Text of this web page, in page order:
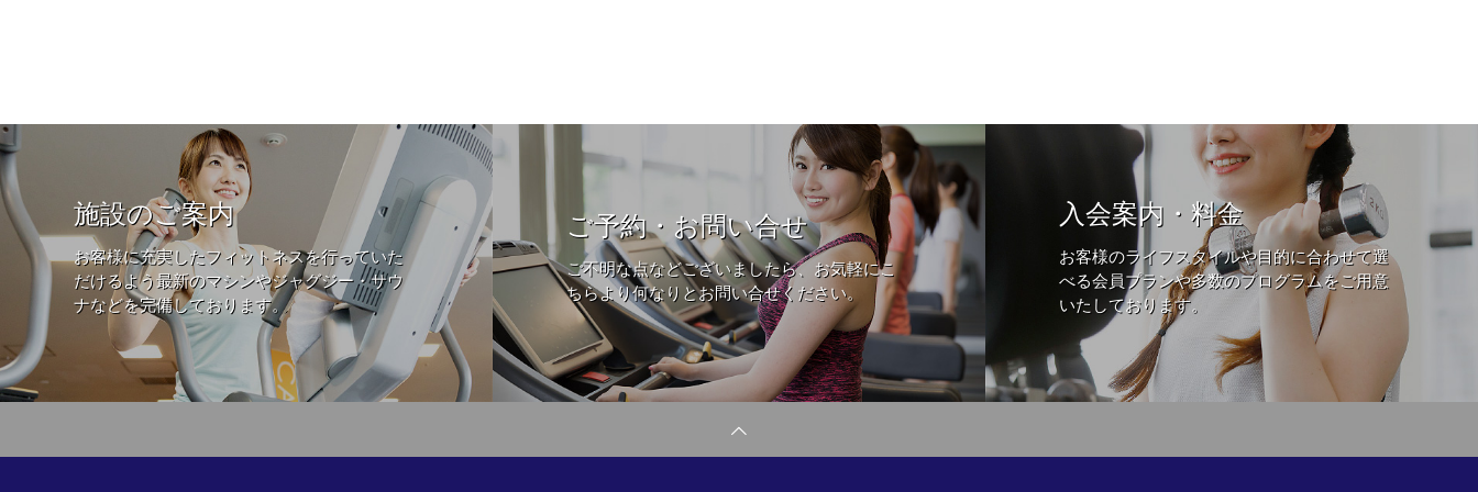
施設のご案内
お客様に充実したフィットネスを行っていた
だけるよう最新のマシンやジャグジー・サウ
ナなどを完備しております。
ご予約・お問い合せ
ご不明な点などございましたら、お気軽にこ
ちらより何なりとお問い合せください。
入会案内・料金
お客様のライフスタイルや目的に合わせて選
べる会員プランや多数のプログラムをご用意
いたしております。